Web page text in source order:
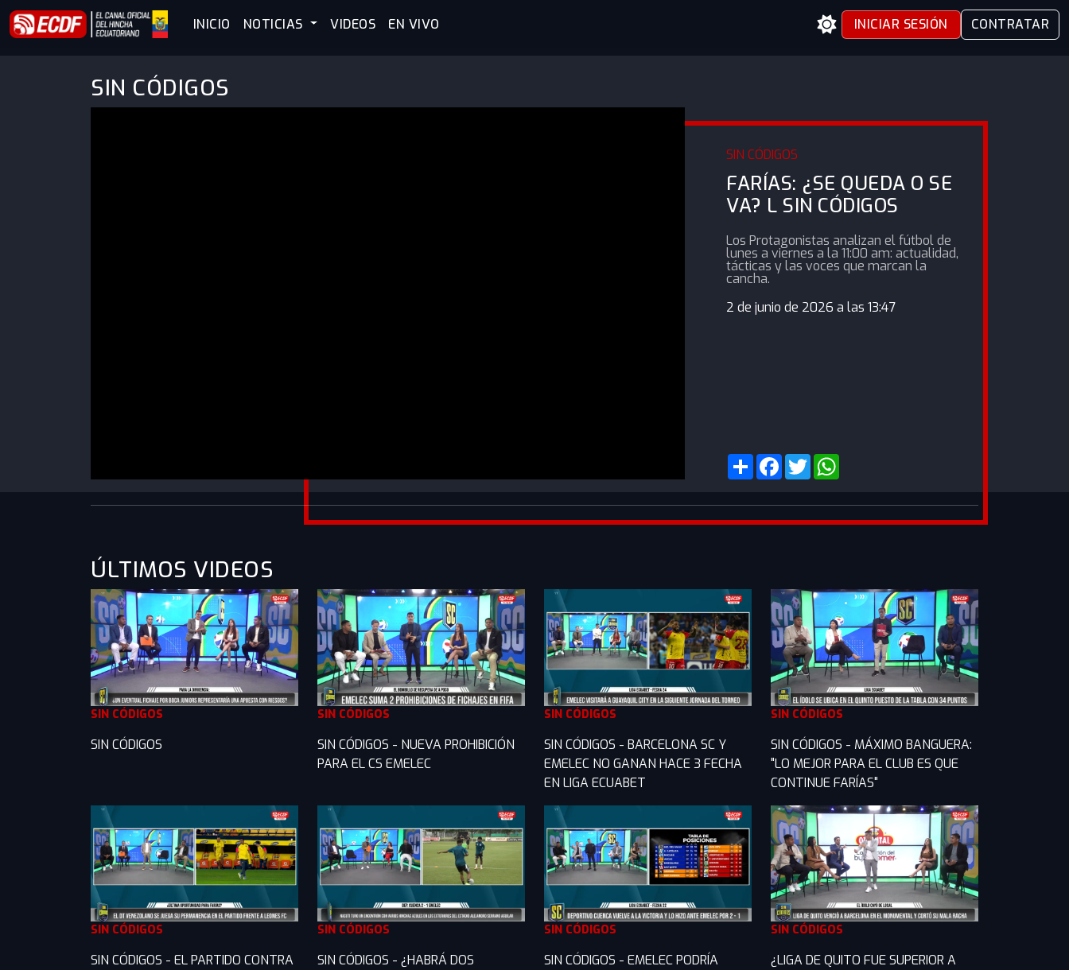
INICIO NOTICIAS VIDEOS EN VIVO INICIAR SESIÓN CONTRATAR
SIN CÓDIGOS
SIN CÓDIGOS
FARÍAS: ¿SE QUEDA O SE
VA? L SIN CÓDIGOS
Los Protagonistas analizan el fútbol de
lunes a viernes a la 11:00 am: actualidad,
tácticas y las voces que marcan la
cancha.
2 de junio de 2026 a las 13:47
ÚLTIMOS VIDEOS
SIN CÓDIGOS
SIN CÓDIGOS
SIN CÓDIGOS
SIN CÓDIGOS - NUEVA PROHIBICIÓN
PARA EL CS EMELEC
SIN CÓDIGOS
SIN CÓDIGOS - BARCELONA SC Y
EMELEC NO GANAN HACE 3 FECHA
EN LIGA ECUABET
SIN CÓDIGOS
SIN CÓDIGOS - MÁXIMO BANGUERA:
"LO MEJOR PARA EL CLUB ES QUE
CONTINUE FARÍAS"
SIN CÓDIGOS
SIN CÓDIGOS - EL PARTIDO CONTRA
SIN CÓDIGOS
SIN CÓDIGOS - ¿HABRÁ DOS
SIN CÓDIGOS
SIN CÓDIGOS - EMELEC PODRÍA
SIN CÓDIGOS
¿LIGA DE QUITO FUE SUPERIOR A